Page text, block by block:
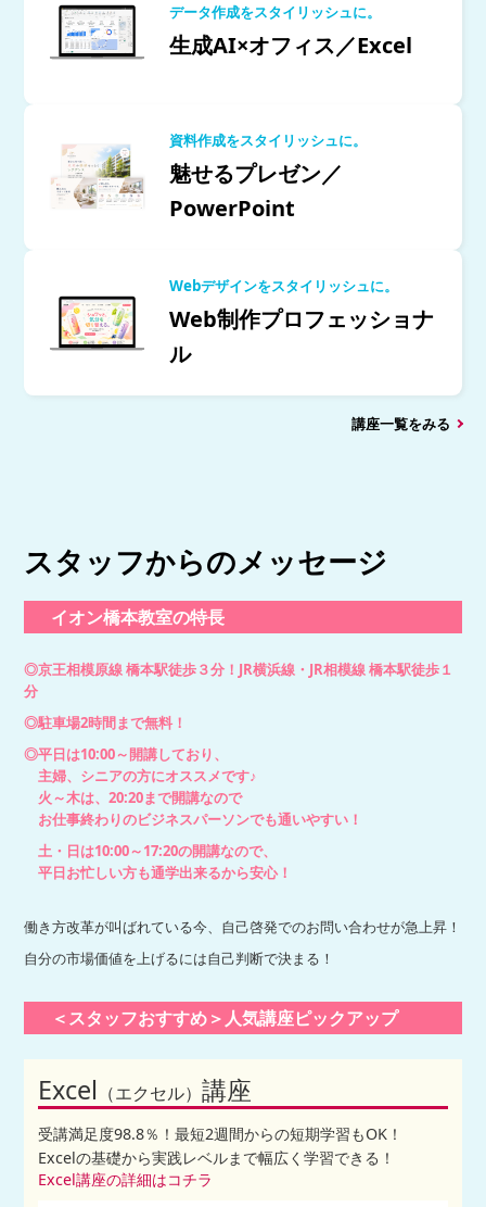
データ作成をスタイリッシュに。
生成AI×オフィス／Excel
資料作成をスタイリッシュに。
魅せるプレゼン／
PowerPoint
Webデザインをスタイリッシュに。
Web制作プロフェッショナ
ル
講座一覧をみる
スタッフからのメッセージ
イオン橋本教室の特長
◎京王相模原線 橋本駅徒歩３分！JR横浜線・JR相模線 橋本駅徒歩１
分
◎駐車場2時間まで無料！
◎平日は10:00～開講しており、
主婦、シニアの方にオススメです♪
火～木は、20:20まで開講なので
お仕事終わりのビジネスパーソンでも通いやすい！
土・日は10:00～17:20の開講なので、
平日お忙しい方も通学出来るから安心！
働き方改革が叫ばれている今、自己啓発でのお問い合わせが急上昇！
自分の市場価値を上げるには自己判断で決まる！
＜スタッフおすすめ＞人気講座ピックアップ
Excel （エクセル）講座
受講満足度98.8％！最短2週間からの短期学習もOK！
Excelの基礎から実践レベルまで幅広く学習できる！
Excel講座の詳細はコチラ